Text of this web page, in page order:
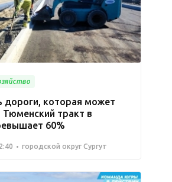
дороги, которая может
Тюменский тракт в
60%
городской округ Сургут